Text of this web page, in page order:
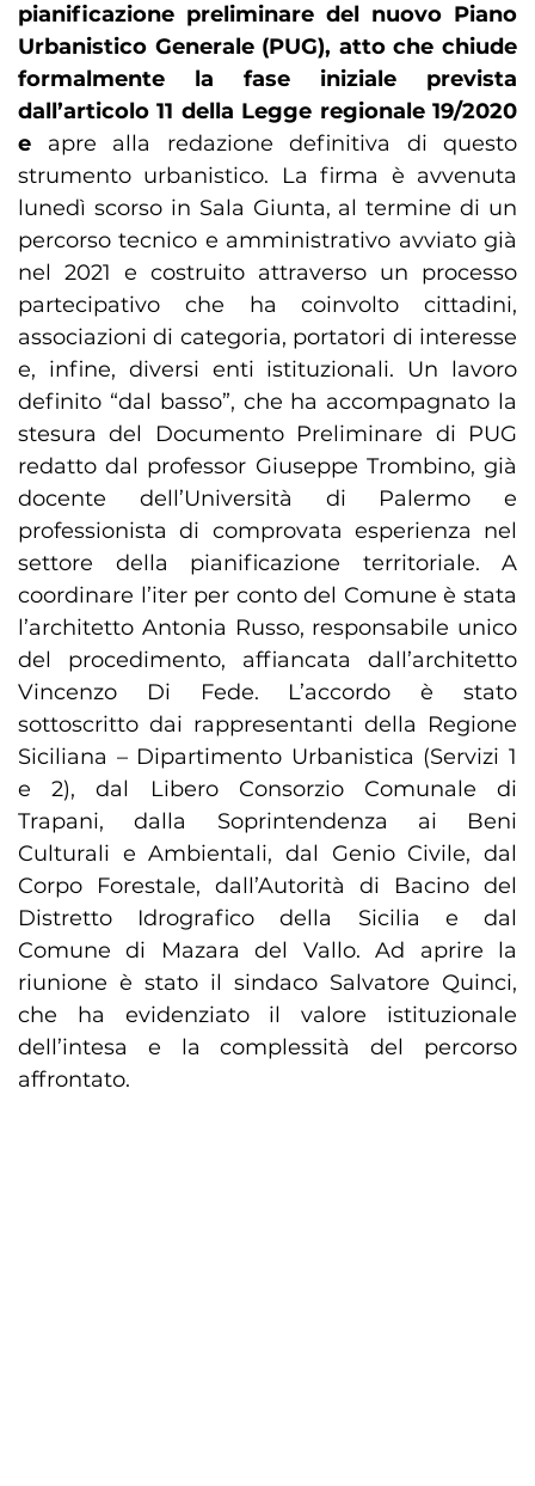
pianificazione preliminare del nuovo Piano
Urbanistico Generale (PUG), atto che chiude
formalmente la fase iniziale prevista
dall’articolo 11 della Legge regionale 19/2020
e apre alla redazione definitiva di questo
strumento urbanistico. La firma è avvenuta
lunedì scorso in Sala Giunta, al termine di un
percorso tecnico e amministrativo avviato già
nel 2021 e costruito attraverso un processo
partecipativo che ha coinvolto cittadini,
associazioni di categoria, portatori di interesse
e, infine, diversi enti istituzionali. Un lavoro
definito “dal basso”, che ha accompagnato la
stesura del Documento Preliminare di PUG
redatto dal professor Giuseppe Trombino, già
docente dell’Università di Palermo e
professionista di comprovata esperienza nel
settore della pianificazione territoriale. A
coordinare l’iter per conto del Comune è stata
l’architetto Antonia Russo, responsabile unico
del procedimento, affiancata dall’architetto
Vincenzo Di Fede. L’accordo è stato
sottoscritto dai rappresentanti della Regione
Siciliana – Dipartimento Urbanistica (Servizi 1
e 2), dal Libero Consorzio Comunale di
Trapani, dalla Soprintendenza ai Beni
Culturali e Ambientali, dal Genio Civile, dal
Corpo Forestale, dall’Autorità di Bacino del
Distretto Idrografico della Sicilia e dal
Comune di Mazara del Vallo. Ad aprire la
riunione è stato il sindaco Salvatore Quinci,
che ha evidenziato il valore istituzionale
dell’intesa e la complessità del percorso
affrontato.